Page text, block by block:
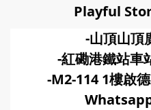
Playful
-山頂山頂
-紅磡港鐵站車
-M2-114 1樓啟